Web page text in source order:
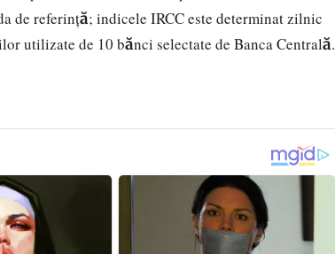
de referință; indicele IRCC este determinat zilnic
utilizate de 10 bănci selectate de Banca Centrală.